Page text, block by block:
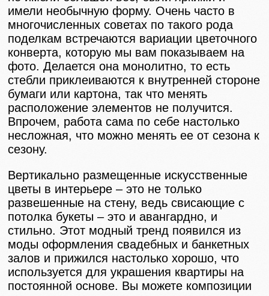
имели необычную форму. Очень часто в
многочисленных советах по такого рода
поделкам встречаются вариации цветочного
конверта, которую мы вам показываем на
фото. Делается она монолитно, то есть
стебли приклеиваются к внутренней стороне
бумаги или картона, так что менять
расположение элементов не получится.
Впрочем, работа сама по себе настолько
несложная, что можно менять ее от сезона к
сезону.
Вертикально размещенные искусственные
цветы в интерьере – это не только
развешенные на стену, ведь свисающие с
потолка букеты – это и авангардно, и
стильно. Этот модный тренд появился из
моды оформления свадебных и банкетных
залов и прижился настолько хорошо, что
используется для украшения квартиры на
постоянной основе. Вы можете композиции